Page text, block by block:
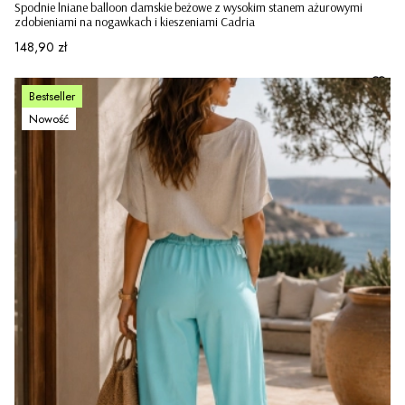
Spodnie lniane balloon damskie beżowe z wysokim stanem ażurowymi
zdobieniami na nogawkach i kieszeniami Cadria
Cena
148,90 zł
Bestseller
Nowość